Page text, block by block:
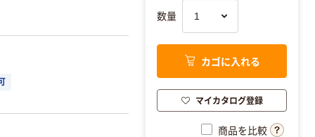
数量
カゴに入れる
マイカタログ登録
商品を比較